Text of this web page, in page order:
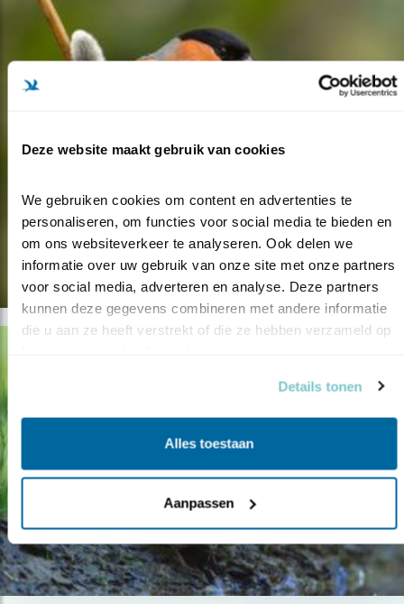
Deze website maakt gebruik van cookies
We gebruiken cookies om content en advertenties te
personaliseren, om functies voor social media te bieden en
om ons websiteverkeer te analyseren. Ook delen we
informatie over uw gebruik van onze site met onze partners
voor social media, adverteren en analyse. Deze partners
kunnen deze gegevens combineren met andere informatie
die u aan ze heeft verstrekt of die ze hebben verzameld op
Details tonen
Alles toestaan
Aanpassen